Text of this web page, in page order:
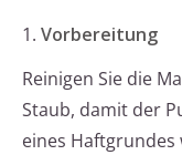
1. Vorbereitung
Reinigen Sie die
Staub, damit der
eines